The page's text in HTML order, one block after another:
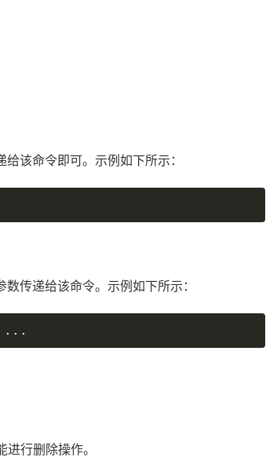
该命令即可。示例如下所示：
传递给该命令。示例如下所示：
...
行删除操作。